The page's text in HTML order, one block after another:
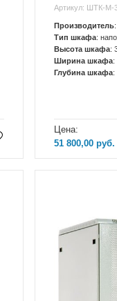
Артикул: ШТК-М-
Производитель
Тип шкафа:
Высота шкафа:
Ширина шкафа:
Глубина шкафа:
Цена:
51 800,00руб.